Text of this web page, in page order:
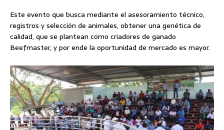
Este evento que busca mediante el asesoramiento técnico,
registros y selección de animales, obtener una genética de
calidad, que se plantean como criadores de ganado
Beefmaster, y por ende la oportunidad de mercado es mayor.